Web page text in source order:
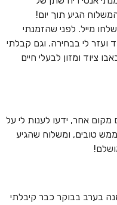
הגיע תוך יום!
מייל. לפני שהזמנתי
לי בבחירה. וגם קבלתי
ציוד ומזון לבעלי חיים
מקום אחר, ידעו לענות לי על
טובים, ומשלוח שהגיע
בערב בבוקר כבר קיבלתי